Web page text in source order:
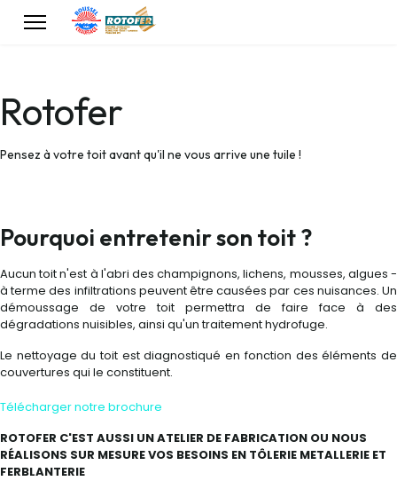
Rotofer
Pensez à votre toit avant qu'il ne vous arrive une tuile !
Pourquoi entretenir son toit ?
Aucun toit n'est à l'abri des champignons, lichens, mousses, algues -
à terme des infiltrations peuvent être causées par ces nuisances. Un
démoussage de votre toit permettra de faire face à des
dégradations nuisibles, ainsi qu'un traitement hydrofuge.
Le nettoyage du toit est diagnostiqué en fonction des éléments de
couvertures qui le constituent.
Télécharger notre brochure
ROTOFER C'EST AUSSI UN ATELIER DE FABRICATION OU NOUS
RÉALISONS SUR MESURE VOS BESOINS EN TÔLERIE METALLERIE ET
FERBLANTERIE